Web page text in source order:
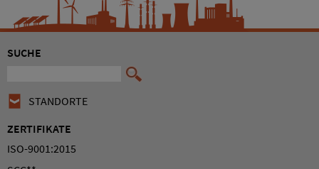
SUCHE
STANDORTE
ZERTIFIKATE
ISO-9001:2015